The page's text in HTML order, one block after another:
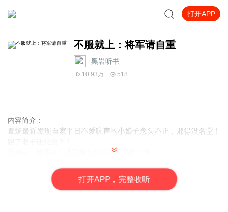
打开APP
不服就上：将军请自重
黑岩听书
10.93万 518
内容简介：
覃炀最近发现自家平日不爱吭声的小娘子念头不正，邪得没名堂！
温婉蓉一脸不满，她忍够他张扬又鬼畜的性格。
他不让她走，她偏要走。
趁夜黑风高，她前脚出门，他后脚追上，五花大绑扛回去。
打开APP，完整收听